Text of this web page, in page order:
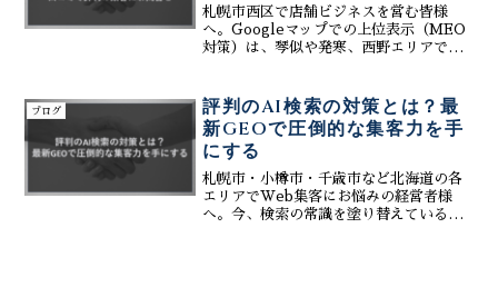
札幌市西区で店舗ビジネスを営む皆様
へ。Googleマップでの上位表示（MEO
対策）は、琴似や発寒、西野エリアでの
MEO対策を提供。口コミ返信の自動化や
ブログ作成支援で、手間をかけずに評判
のお店作りをサポートします。初期費用0
円、月額3万円～で始められる、人気の集
客術についてまずはお問合せください。
ブログ
評判のAI検索の対策とは？最
新GEOで圧倒的な集客力を手
にする
札幌市・小樽市・千歳市など北海道の各
エリアでWeb集客にお悩みの経営者様
へ。今、検索の常識を塗り替えている評